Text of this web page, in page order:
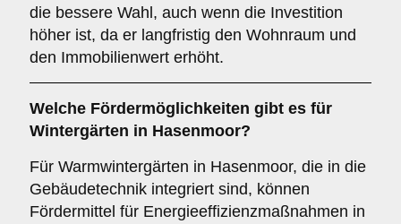
die bessere Wahl, auch wenn die Investition
höher ist, da er langfristig den Wohnraum und
den Immobilienwert erhöht.
Welche Fördermöglichkeiten gibt es für
Wintergärten in Hasenmoor?
Für Warmwintergärten in Hasenmoor, die in die
Gebäudetechnik integriert sind, können
Fördermittel für Energieeffizienzmaßnahmen in